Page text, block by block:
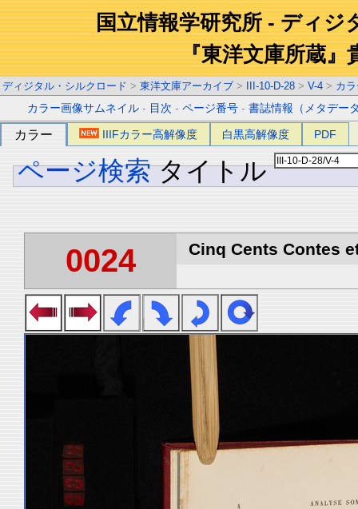
国立情報学研究所 - ディジ
『東洋文庫所蔵』
ディジタル・シルクロード > 東洋文庫アーカイブ > III-10-D-28 > V-4 > カ
カラー画像サムネイル - 目次 -ページ番号 -書誌情報（メタデー
カラー IIIFカラー高解像度 白黒高解像度 PDF
ページ検索 タイトル
0024 Cinq Cents Contes